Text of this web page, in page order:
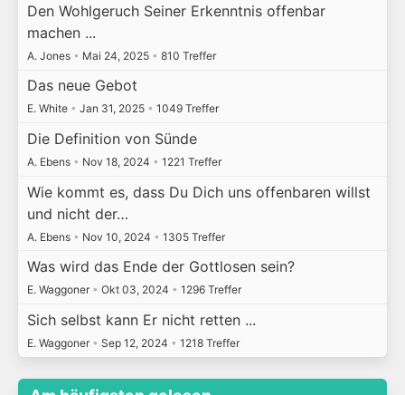
Den Wohlgeruch Seiner Erkenntnis offenbar
machen ...
A. Jones • Mai 24, 2025 • 810 Treffer
Das neue Gebot
E. White • Jan 31, 2025 • 1049 Treffer
Die Definition von Sünde
A. Ebens • Nov 18, 2024 • 1221 Treffer
Wie kommt es, dass Du Dich uns offenbaren willst
und nicht der…
A. Ebens • Nov 10, 2024 • 1305 Treffer
Was wird das Ende der Gottlosen sein?
E. Waggoner • Okt 03, 2024 • 1296 Treffer
Sich selbst kann Er nicht retten ...
E. Waggoner • Sep 12, 2024 • 1218 Treffer